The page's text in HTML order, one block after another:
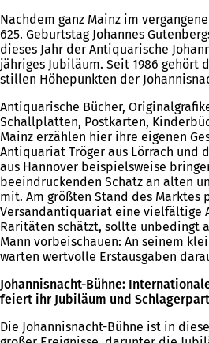
Nachdem ganz Mainz im
625. Geburtstag Johannes
dieses Jahr der Antiquarische
jähriges Jubiläum. Seit 1986 gehört
stillen Höhepunkten der
Antiquarische Bücher,
Schallplatten, Postkarten,
Mainz erzählen hier ihre eigenen
Antiquariat Tröger aus Lörrach und
aus Hannover beispielsweise
beeindruckenden Schatz an alten
mit. Am größten Stand des Marktes
Versandantiquariat eine vielfältige
Raritäten schätzt, sollte unbedingt
Mann vorbeischauen: An seinem
warten wertvolle Erstausgaben
Johannisnacht-Bühne:
feiert ihr Jubiläum und
Die Johannisnacht-Bühne ist in